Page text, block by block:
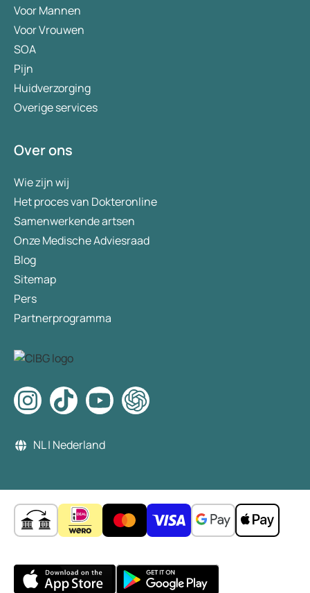
Voor Mannen
Voor Vrouwen
SOA
Pijn
Huidverzorging
Overige services
Over ons
Wie zijn wij
Het proces van Dokteronline
Samenwerkende artsen
Onze Medische Adviesraad
Blog
Sitemap
Pers
Partnerprogramma
NL | Nederland